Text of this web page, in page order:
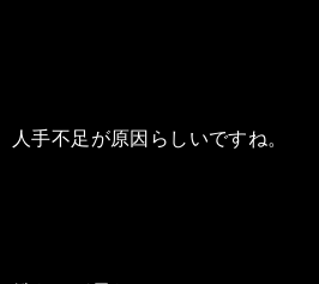
人手不足が原因らしいですね。